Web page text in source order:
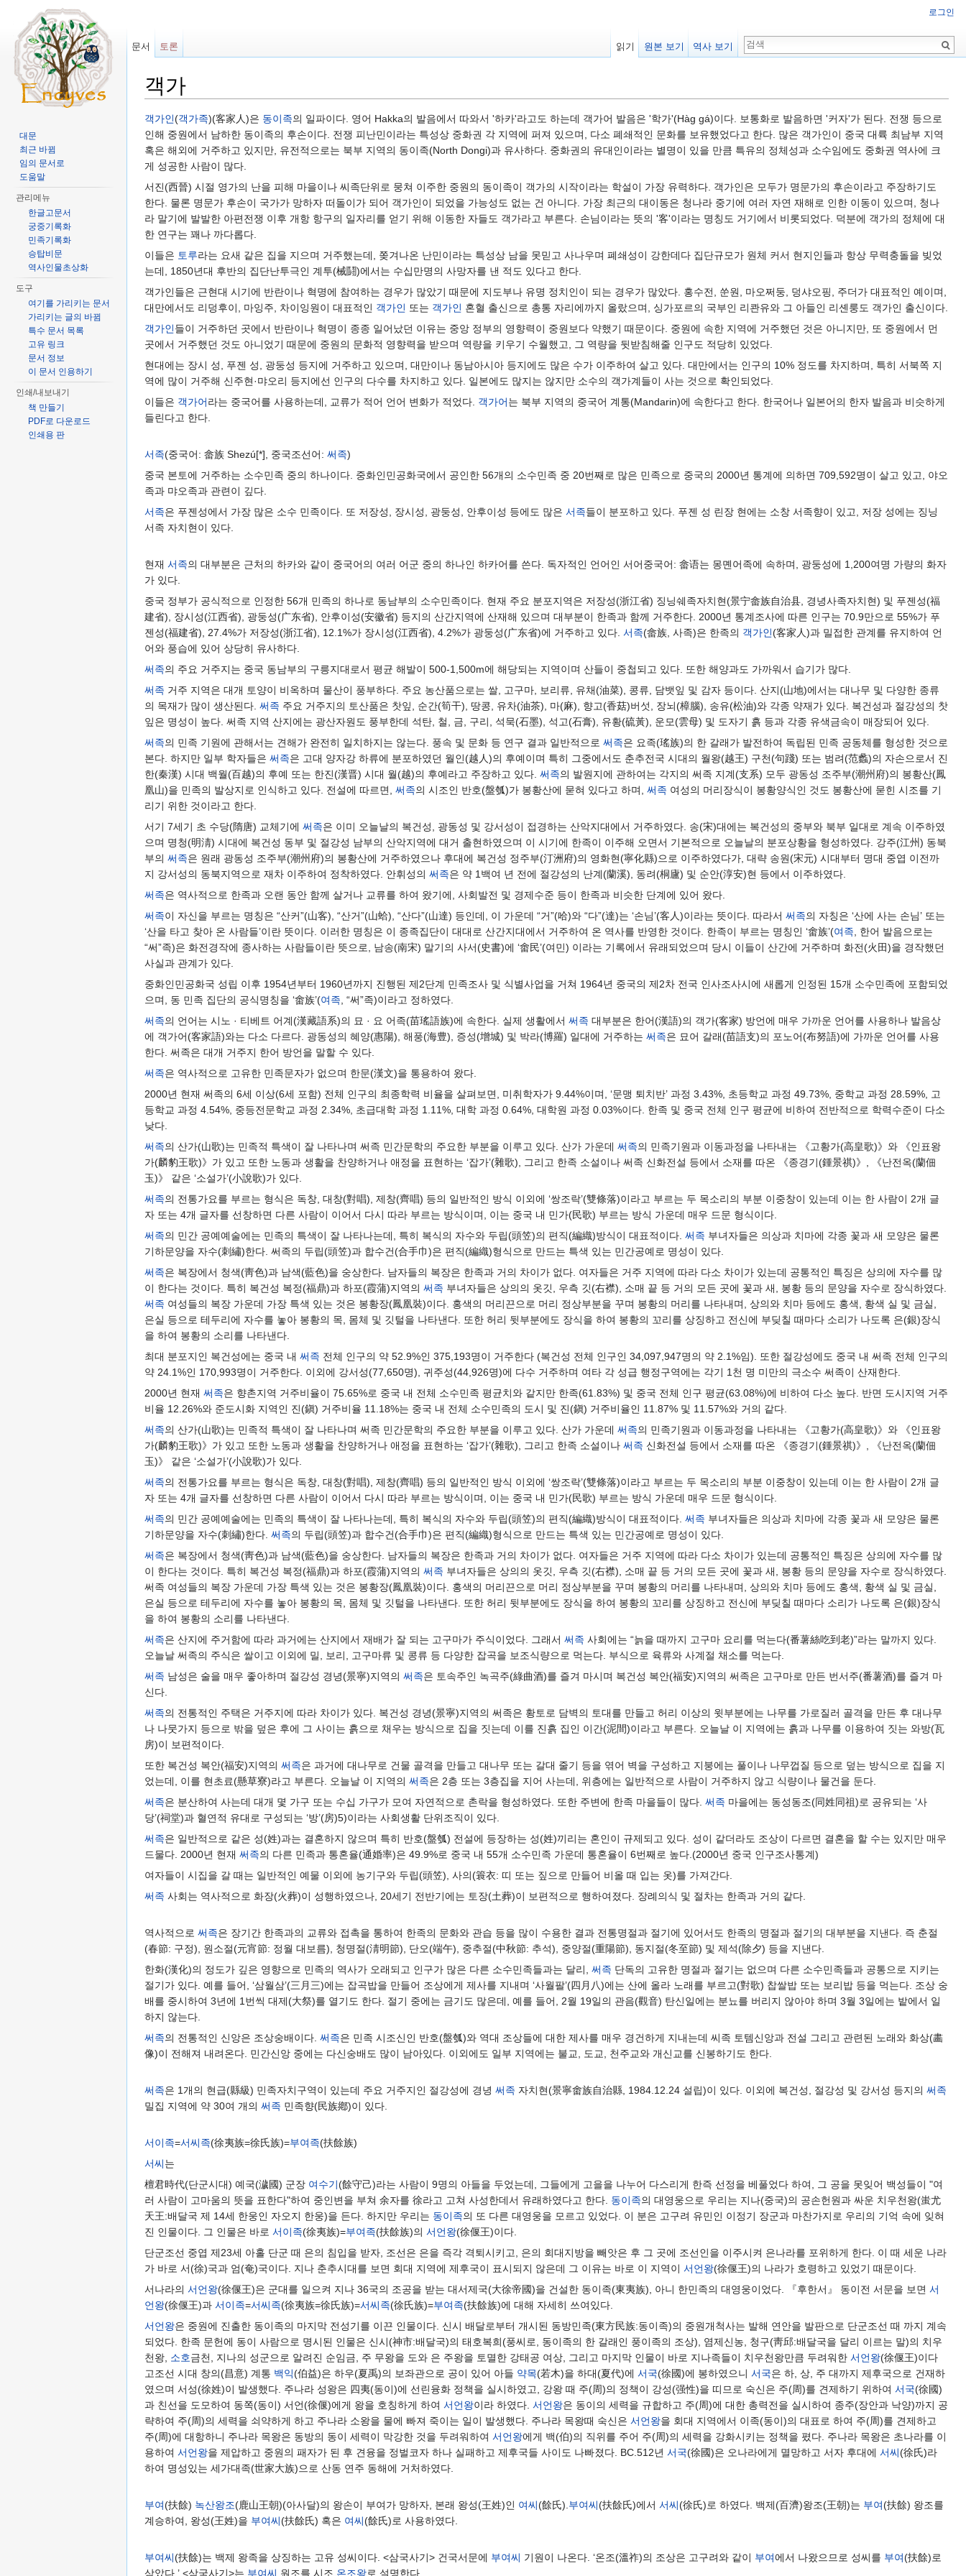
객가
객가인(객가족)(客家人)은 동이족의 일파이다. 영어 Hakka의 발음에서 따와서 '하카'라고도 하는데 객가어 발음은 '학가'(Hàg gá)이다. 보통화로 발음하면 '커자'가 된다. 전쟁 등으로
인해 중원에서 남하한 동이족의 후손이다. 전쟁 피난민이라는 특성상 중화권 각 지역에 퍼져 있으며, 다소 폐쇄적인 문화를 보유했었다고 한다. 많은 객가인이 중국 대륙 최남부 지역
혹은 해외에 거주하고 있지만, 유전적으로는 북부 지역의 동이족(North Dongi)과 유사하다. 중화권의 유대인이라는 별명이 있을 만큼 특유의 정체성과 소수임에도 중화권 역사에 크
게 성공한 사람이 많다.
서진(西晉) 시절 영가의 난을 피해 마을이나 씨족단위로 뭉쳐 이주한 중원의 동이족이 객가의 시작이라는 학설이 가장 유력하다. 객가인은 모두가 명문가의 후손이라고 주장하기도
한다. 물론 명문가 후손이 국가가 망하자 떠돌이가 되어 객가인이 되었을 가능성도 없는 건 아니다. 가장 최근의 대이동은 청나라 중기에 여러 자연 재해로 인한 이동이 있으며, 청나
라 말기에 발발한 아편전쟁 이후 개항 항구의 일자리를 얻기 위해 이동한 자들도 객가라고 부른다. 손님이라는 뜻의 '客'이라는 명칭도 거기에서 비롯되었다. 덕분에 객가의 정체에 대
한 연구는 꽤나 까다롭다.
이들은 토루라는 요새 같은 집을 지으며 거주했는데, 쫒겨나온 난민이라는 특성상 남을 못믿고 사나우며 폐쇄성이 강한데다 집단규모가 원체 커서 현지인들과 항상 무력충돌을 빚었
는데, 1850년대 후반의 집단난투극인 계투(械鬪)에서는 수십만명의 사망자를 낸 적도 있다고 한다.
객가인들은 근현대 시기에 반란이나 혁명에 참여하는 경우가 많았기 때문에 지도부나 유명 정치인이 되는 경우가 많았다. 홍수전, 쑨원, 마오쩌둥, 덩샤오핑, 주더가 대표적인 예이며,
대만에서도 리덩후이, 마잉주, 차이잉원이 대표적인 객가인 또는 객가인 혼혈 출신으로 총통 자리에까지 올랐으며, 싱가포르의 국부인 리콴유와 그 아들인 리셴룽도 객가인 출신이다.
객가인들이 거주하던 곳에서 반란이나 혁명이 종종 일어났던 이유는 중앙 정부의 영향력이 중원보다 약했기 때문이다. 중원에 속한 지역에 거주했던 것은 아니지만, 또 중원에서 먼
곳에서 거주했던 것도 아니었기 때문에 중원의 문화적 영향력을 받으며 역량을 키우기 수월했고, 그 역량을 뒷받침해줄 인구도 적당히 있었다.
현대에는 장시 성, 푸젠 성, 광둥성 등지에 거주하고 있으며, 대만이나 동남아시아 등지에도 많은 수가 이주하여 살고 있다. 대만에서는 인구의 10% 정도를 차지하며, 특히 서북쪽 지
역에 많이 거주해 신주현·먀오리 등지에선 인구의 다수를 차지하고 있다. 일본에도 많지는 않지만 소수의 객가계들이 사는 것으로 확인되었다.
이들은 객가어라는 중국어를 사용하는데, 교류가 적어 언어 변화가 적었다. 객가어는 북부 지역의 중국어 계통(Mandarin)에 속한다고 한다. 한국어나 일본어의 한자 발음과 비슷하게
들린다고 한다.
서족(중국어: 畲族 Shezú[*], 중국조선어: 써족)
중국 본토에 거주하는 소수민족 중의 하나이다. 중화인민공화국에서 공인한 56개의 소수민족 중 20번째로 많은 민족으로 중국의 2000년 통계에 의하면 709,592명이 살고 있고, 야오
족과 먀오족과 관련이 깊다.
서족은 푸젠성에서 가장 많은 소수 민족이다. 또 저장성, 장시성, 광둥성, 안후이성 등에도 많은 서족들이 분포하고 있다. 푸젠 성 린장 현에는 소창 서족향이 있고, 저장 성에는 징닝
서족 자치현이 있다.
현재 서족의 대부분은 근처의 하카와 같이 중국어의 여러 어군 중의 하나인 하카어를 쓴다. 독자적인 언어인 서어중국어: 畲语는 몽몐어족에 속하며, 광둥성에 1,200여명 가량의 화자
가 있다.
중국 정부가 공식적으로 인정한 56개 민족의 하나로 동남부의 소수민족이다. 현재 주요 분포지역은 저장성(浙江省) 징닝쉐족자치현(景宁畲族自治县, 경녕사족자치현) 및 푸젠성(福
建省), 장시성(江西省), 광둥성(广东省), 안후이성(安徽省) 등지의 산간지역에 산재해 있으며 대부분이 한족과 함께 거주한다. 2000년 통계조사에 따른 인구는 70.9만으로 55%가 푸
젠성(福建省), 27.4%가 저장성(浙江省), 12.1%가 장시성(江西省), 4.2%가 광둥성(广东省)에 거주하고 있다. 서족(畲族, 사족)은 한족의 객가인(客家人)과 밀접한 관계를 유지하여 언
어와 풍습에 있어 상당히 유사하다.
써족의 주요 거주지는 중국 동남부의 구릉지대로서 평균 해발이 500-1,500m에 해당되는 지역이며 산들이 중첩되고 있다. 또한 해양과도 가까워서 습기가 많다.
써족 거주 지역은 대개 토양이 비옥하며 물산이 풍부하다. 주요 농산품으로는 쌀, 고구마, 보리류, 유채(油菜), 콩류, 담뱃잎 및 감자 등이다. 산지(山地)에서는 대나무 및 다양한 종류
의 목재가 많이 생산된다. 써족 주요 거주지의 토산품은 찻잎, 순간(筍干), 땅콩, 유차(油茶), 마(麻), 향고(香菇)버섯, 장뇌(樟腦), 송유(松油)와 각종 약재가 있다. 복건성과 절강성의 찻
잎은 명성이 높다. 써족 지역 산지에는 광산자원도 풍부한데 석탄, 철, 금, 구리, 석묵(石墨), 석고(石膏), 유황(硫黃), 운모(雲母) 및 도자기 흙 등과 각종 유색금속이 매장되어 있다.
써족의 민족 기원에 관해서는 견해가 완전히 일치하지는 않는다. 풍속 및 문화 등 연구 결과 일반적으로 써족은 요족(瑤族)의 한 갈래가 발전하여 독립된 민족 공동체를 형성한 것으로
본다. 하지만 일부 학자들은 써족은 고대 양자강 하류에 분포하였던 월인(越人)의 후예이며 특히 그중에서도 춘추전국 시대의 월왕(越王) 구천(句踐) 또는 범려(范蠡)의 자손으로서 진
한(秦漢) 시대 백월(百越)의 후예 또는 한진(漢晋) 시대 월(越)의 후예라고 주장하고 있다. 써족의 발원지에 관하여는 각지의 써족 지계(支系) 모두 광동성 조주부(潮州府)의 봉황산(鳳
凰山)을 민족의 발상지로 인식하고 있다. 전설에 따르면, 써족의 시조인 반호(盤瓠)가 봉황산에 묻혀 있다고 하며, 써족 여성의 머리장식이 봉황양식인 것도 봉황산에 묻힌 시조를 기
리기 위한 것이라고 한다.
서기 7세기 초 수당(隋唐) 교체기에 써족은 이미 오늘날의 복건성, 광동성 및 강서성이 접경하는 산악지대에서 거주하였다. 송(宋)대에는 복건성의 중부와 북부 일대로 계속 이주하였
으며 명청(明淸) 시대에 복건성 동부 및 절강성 남부의 산악지역에 대거 출현하였으며 이 시기에 한족이 이주해 오면서 기본적으로 오늘날의 분포상황을 형성하였다. 강주(江州) 동북
부의 써족은 원래 광동성 조주부(潮州府)의 봉황산에 거주하였으나 후대에 복건성 정주부(汀洲府)의 영화현(寧化縣)으로 이주하였다가, 대략 송원(宋元) 시대부터 명대 중엽 이전까
지 강서성의 동북지역으로 재차 이주하여 정착하였다. 안휘성의 써족은 약 1백여 년 전에 절강성의 난계(蘭溪), 동려(桐廬) 및 순안(淳安)현 등에서 이주하였다.
써족은 역사적으로 한족과 오랜 동안 함께 살거나 교류를 하여 왔기에, 사회발전 및 경제수준 등이 한족과 비슷한 단계에 있어 왔다.
써족이 자신을 부르는 명칭은 “산커”(山客), “산거”(山蛤), “산다”(山達) 등인데, 이 가운데 “거”(哈)와 “다”(達)는 ‘손님’(客人)이라는 뜻이다. 따라서 써족의 자칭은 ‘산에 사는 손님’ 또는
‘산을 타고 찾아 온 사람들’이란 뜻이다. 이러한 명칭은 이 종족집단이 대대로 산간지대에서 거주하여 온 역사를 반영한 것이다. 한족이 부르는 명칭인 ‘畬族’(여족, 한어 발음으로는
“써”족)은 화전경작에 종사하는 사람들이란 뜻으로, 남송(南宋) 말기의 사서(史書)에 ‘畬民’(여민) 이라는 기록에서 유래되었으며 당시 이들이 산간에 거주하며 화전(火田)을 경작했던
사실과 관계가 있다.
중화인민공화국 성립 이후 1954년부터 1960년까지 진행된 제2단계 민족조사 및 식별사업을 거쳐 1964년 중국의 제2차 전국 인사조사시에 새롭게 인정된 15개 소수민족에 포함되었
으며, 동 민족 집단의 공식명칭을 ‘畬族’(여족, “써”족)이라고 정하였다.
써족의 언어는 시노 · 티베트 어계(漢藏語系)의 묘 · 요 어족(苗瑤語族)에 속한다. 실제 생활에서 써족 대부분은 한어(漢語)의 객가(客家) 방언에 매우 가까운 언어를 사용하나 발음상
에 객가어(客家語)와는 다소 다르다. 광동성의 혜양(惠陽), 해풍(海豊), 증성(增城) 및 박라(博羅) 일대에 거주하는 써족은 묘어 갈래(苗語支)의 포노어(布努語)에 가까운 언어를 사용
한다. 써족은 대개 거주지 한어 방언을 말할 수 있다.
써족은 역사적으로 고유한 민족문자가 없으며 한문(漢文)을 통용하여 왔다.
2000년 현재 써족의 6세 이상(6세 포함) 전체 인구의 최종학력 비율을 살펴보면, 미취학자가 9.44%이며, ‘문맹 퇴치반’ 과정 3.43%, 초등학교 과정 49.73%, 중학교 과정 28.59%, 고
등학교 과정 4.54%, 중등전문학교 과정 2.34%, 초급대학 과정 1.11%, 대학 과정 0.64%, 대학원 과정 0.03%이다. 한족 및 중국 전체 인구 평균에 비하여 전반적으로 학력수준이 다소
낮다.
써족의 산가(山歌)는 민족적 특색이 잘 나타나며 써족 민간문학의 주요한 부분을 이루고 있다. 산가 가운데 써족의 민족기원과 이동과정을 나타내는 《고황가(高皇歌)》와 《인표왕
가(麟豹王歌)》가 있고 또한 노동과 생활을 찬양하거나 애정을 표현하는 ‘잡가’(雜歌), 그리고 한족 소설이나 써족 신화전설 등에서 소재를 따온 《종경기(鍾景祺)》, 《난전옥(蘭佃
玉)》 같은 ‘소설가’(小說歌)가 있다.
써족의 전통가요를 부르는 형식은 독창, 대창(對唱), 제창(齊唱) 등의 일반적인 방식 이외에 ‘쌍조락’(雙條落)이라고 부르는 두 목소리의 부분 이중창이 있는데 이는 한 사람이 2개 글
자 또는 4개 글자를 선창하면 다른 사람이 이어서 다시 따라 부르는 방식이며, 이는 중국 내 민가(民歌) 부르는 방식 가운데 매우 드문 형식이다.
써족의 민간 공예예술에는 민족의 특색이 잘 나타나는데, 특히 복식의 자수와 두립(頭笠)의 편직(編織)방식이 대표적이다. 써족 부녀자들은 의상과 치마에 각종 꽃과 새 모양은 물론
기하문양을 자수(刺繡)한다. 써족의 두립(頭笠)과 합수건(合手巾)은 편직(編織)형식으로 만드는 특색 있는 민간공예로 명성이 있다.
써족은 복장에서 청색(靑色)과 남색(藍色)을 숭상한다. 남자들의 복장은 한족과 거의 차이가 없다. 여자들은 거주 지역에 따라 다소 차이가 있는데 공통적인 특징은 상의에 자수를 많
이 한다는 것이다. 특히 복건성 복정(福鼎)과 하포(霞蒲)지역의 써족 부녀자들은 상의의 옷깃, 우측 깃(右襟), 소매 끝 등 거의 모든 곳에 꽃과 새, 봉황 등의 문양을 자수로 장식하였다.
써족 여성들의 복장 가운데 가장 특색 있는 것은 봉황장(鳳凰裝)이다. 홍색의 머리끈으로 머리 정상부분을 꾸며 봉황의 머리를 나타내며, 상의와 치마 등에도 홍색, 황색 실 및 금실,
은실 등으로 테두리에 자수를 놓아 봉황의 목, 몸체 및 깃털을 나타낸다. 또한 허리 뒷부분에도 장식을 하여 봉황의 꼬리를 상징하고 전신에 부딪칠 때마다 소리가 나도록 은(銀)장식
을 하여 봉황의 소리를 나타낸다.
최대 분포지인 복건성에는 중국 내 써족 전체 인구의 약 52.9%인 375,193명이 거주한다 (복건성 전체 인구인 34,097,947명의 약 2.1%임). 또한 절강성에도 중국 내 써족 전체 인구의
약 24.1%인 170,993명이 거주한다. 이외에 강서성(77,650명), 귀주성(44,926명)에 다수 거주하며 여타 각 성급 행정구역에는 각기 1천 명 미만의 극소수 써족이 산재한다.
2000년 현재 써족은 향촌지역 거주비율이 75.65%로 중국 내 전체 소수민족 평균치와 같지만 한족(61.83%) 및 중국 전체 인구 평균(63.08%)에 비하여 다소 높다. 반면 도시지역 거주
비율 12.26%와 준도시화 지역인 진(鎭) 거주비율 11.18%는 중국 내 전체 소수민족의 도시 및 진(鎭) 거주비율인 11.87% 및 11.57%와 거의 같다.
써족의 산가(山歌)는 민족적 특색이 잘 나타나며 써족 민간문학의 주요한 부분을 이루고 있다. 산가 가운데 써족의 민족기원과 이동과정을 나타내는 《고황가(高皇歌)》와 《인표왕
가(麟豹王歌)》가 있고 또한 노동과 생활을 찬양하거나 애정을 표현하는 ‘잡가’(雜歌), 그리고 한족 소설이나 써족 신화전설 등에서 소재를 따온 《종경기(鍾景祺)》, 《난전옥(蘭佃
玉)》 같은 ‘소설가’(小說歌)가 있다.
써족의 전통가요를 부르는 형식은 독창, 대창(對唱), 제창(齊唱) 등의 일반적인 방식 이외에 ‘쌍조락’(雙條落)이라고 부르는 두 목소리의 부분 이중창이 있는데 이는 한 사람이 2개 글
자 또는 4개 글자를 선창하면 다른 사람이 이어서 다시 따라 부르는 방식이며, 이는 중국 내 민가(民歌) 부르는 방식 가운데 매우 드문 형식이다.
써족의 민간 공예예술에는 민족의 특색이 잘 나타나는데, 특히 복식의 자수와 두립(頭笠)의 편직(編織)방식이 대표적이다. 써족 부녀자들은 의상과 치마에 각종 꽃과 새 모양은 물론
기하문양을 자수(刺繡)한다. 써족의 두립(頭笠)과 합수건(合手巾)은 편직(編織)형식으로 만드는 특색 있는 민간공예로 명성이 있다.
써족은 복장에서 청색(靑色)과 남색(藍色)을 숭상한다. 남자들의 복장은 한족과 거의 차이가 없다. 여자들은 거주 지역에 따라 다소 차이가 있는데 공통적인 특징은 상의에 자수를 많
이 한다는 것이다. 특히 복건성 복정(福鼎)과 하포(霞蒲)지역의 써족 부녀자들은 상의의 옷깃, 우측 깃(右襟), 소매 끝 등 거의 모든 곳에 꽃과 새, 봉황 등의 문양을 자수로 장식하였다.
써족 여성들의 복장 가운데 가장 특색 있는 것은 봉황장(鳳凰裝)이다. 홍색의 머리끈으로 머리 정상부분을 꾸며 봉황의 머리를 나타내며, 상의와 치마 등에도 홍색, 황색 실 및 금실,
은실 등으로 테두리에 자수를 놓아 봉황의 목, 몸체 및 깃털을 나타낸다. 또한 허리 뒷부분에도 장식을 하여 봉황의 꼬리를 상징하고 전신에 부딪칠 때마다 소리가 나도록 은(銀)장식
을 하여 봉황의 소리를 나타낸다.
써족은 산지에 주거함에 따라 과거에는 산지에서 재배가 잘 되는 고구마가 주식이었다. 그래서 써족 사회에는 “늙을 때까지 고구마 요리를 먹는다(番薯絲吃到老)”라는 말까지 있다.
오늘날 써족의 주식은 쌀이고 이외에 밀, 보리, 고구마류 및 콩류 등 다양한 잡곡을 보조식량으로 먹는다. 부식으로 육류와 사계절 채소를 먹는다.
써족 남성은 술을 매우 좋아하며 절강성 경녕(景寧)지역의 써족은 토속주인 녹곡주(綠曲酒)를 즐겨 마시며 복건성 복안(福安)지역의 써족은 고구마로 만든 번서주(番薯酒)를 즐겨 마
신다.
써족의 전통적인 주택은 거주지에 따라 차이가 있다. 복건성 경녕(景寧)지역의 써족은 황토로 담벽의 토대를 만들고 허리 이상의 윗부분에는 나무를 가로질러 골격을 만든 후 대나무
나 나뭇가지 등으로 밖을 덮은 후에 그 사이는 흙으로 채우는 방식으로 집을 짓는데 이를 진흙 집인 이간(泥間)이라고 부른다. 오늘날 이 지역에는 흙과 나무를 이용하여 짓는 와방(瓦
房)이 보편적이다.
또한 복건성 복안(福安)지역의 써족은 과거에 대나무로 건물 골격을 만들고 대나무 또는 갈대 줄기 등을 엮어 벽을 구성하고 지붕에는 풀이나 나무껍질 등으로 덮는 방식으로 집을 지
었는데, 이를 현초료(懸草寮)라고 부른다. 오늘날 이 지역의 써족은 2층 또는 3층집을 지어 사는데, 위층에는 일반적으로 사람이 거주하지 않고 식량이나 물건을 둔다.
써족은 분산하여 사는데 대개 몇 가구 또는 수십 가구가 모여 자연적으로 촌락을 형성하였다. 또한 주변에 한족 마을들이 많다. 써족 마을에는 동성동조(同姓同祖)로 공유되는 ‘사
당’(祠堂)과 혈연적 유대로 구성되는 ‘방’(房)5)이라는 사회생활 단위조직이 있다.
써족은 일반적으로 같은 성(姓)과는 결혼하지 않으며 특히 반호(盤瓠) 전설에 등장하는 성(姓)끼리는 혼인이 규제되고 있다. 성이 같더라도 조상이 다르면 결혼을 할 수는 있지만 매우
드물다. 2000년 현재 써족의 다른 민족과 통혼율(通婚率)은 49.9%로 중국 내 55개 소수민족 가운데 통혼율이 6번째로 높다.(2000년 중국 인구조사통계)
여자들이 시집을 갈 때는 일반적인 예물 이외에 농기구와 두립(頭笠), 사의(簑衣: 띠 또는 짚으로 만들어 비올 때 입는 옷)를 가져간다.
써족 사회는 역사적으로 화장(火葬)이 성행하였으나, 20세기 전반기에는 토장(土葬)이 보편적으로 행하여졌다. 장례의식 및 절차는 한족과 거의 같다.
역사적으로 써족은 장기간 한족과의 교류와 접촉을 통하여 한족의 문화와 관습 등을 많이 수용한 결과 전통명절과 절기에 있어서도 한족의 명절과 절기의 대부분을 지낸다. 즉 춘절
(春節: 구정), 원소절(元宵節: 정월 대보름), 청명절(淸明節), 단오(端午), 중추절(中秋節: 추석), 중양절(重陽節), 동지절(冬至節) 및 제석(除夕) 등을 지낸다.
한화(漢化)의 정도가 깊은 영향으로 민족의 역사가 오래되고 인구가 많은 다른 소수민족들과는 달리, 써족 단독의 고유한 명절과 절기는 없으며 다른 소수민족들과 공통으로 지키는
절기가 있다. 예를 들어, ‘삼월삼’(三月三)에는 잡곡밥을 만들어 조상에게 제사를 지내며 ‘사월팔’(四月八)에는 산에 올라 노래를 부르고(對歌) 찹쌀밥 또는 보리밥 등을 먹는다. 조상 숭
배를 중시하여 3년에 1번씩 대제(大祭)를 열기도 한다. 절기 중에는 금기도 많은데, 예를 들어, 2월 19일의 관음(觀音) 탄신일에는 분뇨를 버리지 않아야 하며 3월 3일에는 밭에서 일
하지 않는다.
써족의 전통적인 신앙은 조상숭배이다. 써족은 민족 시조신인 반호(盤瓠)와 역대 조상들에 대한 제사를 매우 경건하게 지내는데 씨족 토템신앙과 전설 그리고 관련된 노래와 화상(畵
像)이 전해져 내려온다. 민간신앙 중에는 다신숭배도 많이 남아있다. 이외에도 일부 지역에는 불교, 도교, 천주교와 개신교를 신봉하기도 한다.
써족은 1개의 현급(縣級) 민족자치구역이 있는데 주요 거주지인 절강성에 경녕 써족 자치현(景寧畬族自治縣, 1984.12.24 설립)이 있다. 이외에 복건성, 절강성 및 강서성 등지의 써족
밀집 지역에 약 30여 개의 써족 민족향(民族鄕)이 있다.
서이족=서씨족(徐夷族=徐氏族)=부여족(扶餘族)
서씨는
檀君時代(단군시대) 예국(濊國) 군장 여수기(餘守己)라는 사람이 9명의 아들을 두었는데, 그들에게 고을을 나누어 다스리게 한즉 선정을 베풀었다 하여, 그 공을 못잊어 백성들이 "여
러 사람이 고마움의 뜻을 표한다"하여 중인변을 부쳐 余자를 徐라고 고쳐 사성한데서 유래하였다고 한다. 동이족의 대영웅으로 우리는 지나(중국)의 공손헌원과 싸운 치우천왕(蚩尤
天王:배달국 제 14세 한웅인 자오지 한웅)을 든다. 하지만 우리는 동이족의 또 다른 대영웅을 모르고 있었다. 이 분은 고구려 유민인 이정기 장군과 마찬가지로 우리의 기억 속에 잊혀
진 인물이다. 그 인물은 바로 서이족(徐夷族)=부여족(扶餘族)의 서언왕(徐偃王)이다.
단군조선 중엽 제23세 아홀 단군 때 은의 침입을 받자, 조선은 은을 즉각 격퇴시키고, 은의 회대지방을 빼앗은 후 그 곳에 조선인을 이주시켜 은나라를 포위하게 한다. 이 때 세운 나라
가 바로 서(徐)국과 엄(奄)국이다. 지나 춘추시대를 보면 회대 지역에 제후국이 표시되지 않은데 그 이유는 바로 이 지역이 서언왕(徐偃王)의 나라가 호령하고 있었기 때문이다.
서나라의 서언왕(徐偃王)은 군대를 일으켜 지나 36국의 조공을 받는 대서제국(大徐帝國)을 건설한 동이족(東夷族), 아니 한민족의 대영웅이었다. 『후한서』 동이전 서문을 보면 서
언왕(徐偃王)과 서이족=서씨족(徐夷族=徐氏族)=서씨족(徐氏族)=부여족(扶餘族)에 대해 자세히 쓰여있다.
서언왕은 중원에 진출한 동이족의 마지막 전성기를 이끈 인물이다. 신시 배달로부터 개시된 동방민족(東方民族:동이족)의 중원개척사는 발해 연안을 발판으로 단군조선 때 까지 계속
되었다. 한족 문헌에 동이 사람으로 명시된 인물은 신시(神市:배달국)의 태호복희(풍씨로, 동이족의 한 갈래인 풍이족의 조상), 염제신농, 청구(靑邱:배달국을 달리 이르는 말)의 치우
천왕, 소호금천, 지나의 성군으로 알려진 순임금, 주 무왕을 도와 은 주왕을 토멸한 강태공 여상, 그리고 마지막 인물이 바로 지나족들이 치우천왕만큼 두려워한 서언왕(徐偃王)이다
고조선 시대 창의(昌意) 계통 백익(伯益)은 하우(夏禹)의 보좌관으로 공이 있어 아들 약목(若木)을 하대(夏代)에 서국(徐國)에 봉하였으니 서국은 하, 상, 주 대까지 제후국으로 건재하
였으며 서성(徐姓)이 발생했다. 주나라 성왕은 四夷(동이)에 선린융화 정책을 실시하였고, 강왕 때 주(周)의 정책이 강성(强性)을 띠므로 숙신은 주(周)를 견제하기 위하여 서국(徐國)
과 친선을 도모하여 동쪽(동이) 서언(徐偃)에게 왕을 호칭하게 하여 서언왕이라 하였다. 서언왕은 동이의 세력을 규합하고 주(周)에 대한 총력전을 실시하여 종주(장안과 낙양)까지 공
략하여 주(周)의 세력을 쇠약하게 하고 주나라 소왕을 물에 빠져 죽이는 일이 발생했다. 주나라 목왕때 숙신은 서언왕을 회대 지역에서 이족(동이)의 대표로 하여 주(周)를 견제하고
주(周)에 대항하니 주나라 목왕은 동방의 동이 세력이 막강한 것을 두려워하여 서언왕에게 백(伯)의 직위를 주어 주(周)의 세력을 강화시키는 정책을 폈다. 주나라 목왕은 초나라를 이
용하여 서언왕을 제압하고 중원의 패자가 된 후 견융을 정벌코자 하나 실패하고 제후국들 사이도 나빠졌다. BC.512년 서국(徐國)은 오나라에게 멸망하고 서자 후대에 서씨(徐氏)라
하여 명성있는 세가대족(世家大族)으로 산동 연주 동해에 거처하였다.
부여(扶餘) 녹산왕조(鹿山王朝)(아사달)의 왕손이 부여가 망하자, 본래 왕성(王姓)인 여씨(餘氏).부여씨(扶餘氏)에서 서씨(徐氏)로 하였다. 백제(百濟)왕조(王朝)는 부여(扶餘) 왕조를
계승하여, 왕성(王姓)을 부여씨(扶餘氏) 혹은 여씨(餘氏)로 사용하였다.
부여씨(扶餘)는 백제 왕족을 상징하는 고유 성씨이다. <삼국사기> 건국서문에 부여씨 기원이 나온다. ‘온조(溫祚)의 조상은 고구려와 같이 부여에서 나왔으므로 성씨를 부여(扶餘)로
삼았다.’ <삼국사기>는 부여씨 원조를 시조 온조왕로 설명한다.
로그인
문서 토론 읽기 원본 보기 역사 보기
대문
최근 바뀜
임의 문서로
도움말
관리메뉴
한글고문서
궁중기록화
민족기록화
승탑비문
역사인물초상화
도구
여기를 가리키는 문서
가리키는 글의 바뀜
특수 문서 목록
고유 링크
문서 정보
이 문서 인용하기
인쇄/내보내기
책 만들기
PDF로 다운로드
인쇄용 판